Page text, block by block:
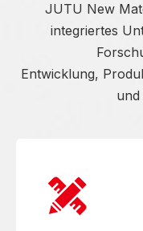
JUTU New
integriertes
Entwicklung,
und